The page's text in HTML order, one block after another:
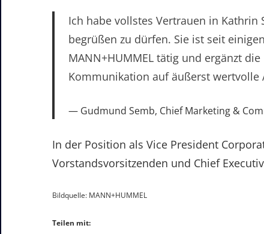
Ich habe vollstes Vertrauen in
begrüßen zu dürfen. Sie ist seit
MANN+HUMMEL tätig und ergänzt
Kommunikation auf äußerst wertvolle
Gudmund Semb, Chief Marketing &
In der Position als Vice President
Vorstandsvorsitzenden und Chief
Bildquelle: MANN+HUMMEL
Teilen mit: